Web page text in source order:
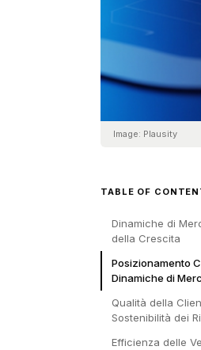
Image: Plausity
TABLE OF
Dinamiche di
della Crescita
Posizionamento
Dinamiche di
Qualità della
Sostenibilità dei
Efficienza delle